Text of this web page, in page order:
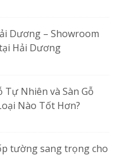
trời có thể chịu được
ván lắp đặt ở khu vực
tác động lớn như cành
tác nhân khó kiểm
ván sàn
Dương – Showroom
Hải Dương
Tự Nhiên và Sàn Gỗ
Nào Tốt Hơn?
tường sang trọng cho